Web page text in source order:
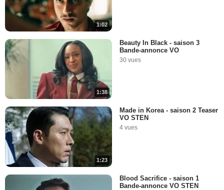
1:02
1:38
Beauty In Black - saison 3
Bande-annonce VO
30 vues
1:23
Made in Korea - saison 2 Teaser
VO STEN
4 vues
Blood Sacrifice - saison 1
Bande-annonce VO STEN